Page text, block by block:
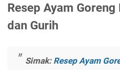
Resep Ayam
dan Gurih
Simak: Resep Ayam